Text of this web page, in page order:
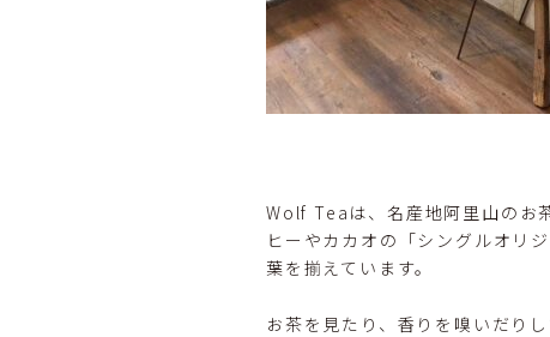
Wolf Teaは、名産地阿里山のお
ヒーやカカオの「シングルオリ
葉を揃えています。
お茶を見たり、香りを嗅いだり